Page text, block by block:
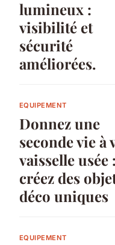
lumineux :
visibilité et
sécurité
améliorées.
EQUIPEMENT
Donnez une
seconde vie à
vaisselle usée :
créez des
déco uniques
EQUIPEMENT